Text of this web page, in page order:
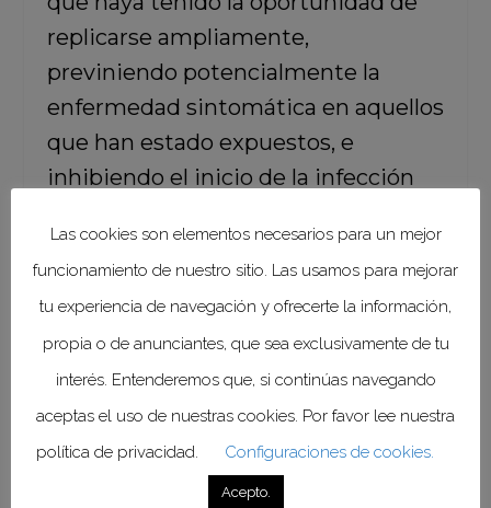
replicarse ampliamente,
previniendo potencialmente la
enfermedad sintomática en aquellos
que han estado expuestos, e
inhibiendo el inicio de la infección
Principales características del
ensayo EPIC-PEP.
Estudio aleatorizado, doble ciego,
controlado con placebo.
Las cookies son elementos necesarios para un mejor
funcionamiento de nuestro sitio. Las usamos para mejorar
tu experiencia de navegación y ofrecerte la información,
propia o de anunciantes, que sea exclusivamente de tu
interés. Entenderemos que, si continúas navegando
aceptas el uso de nuestras cookies. Por favor lee nuestra
política de privacidad.
Configuraciones de cookies.
Acepto.